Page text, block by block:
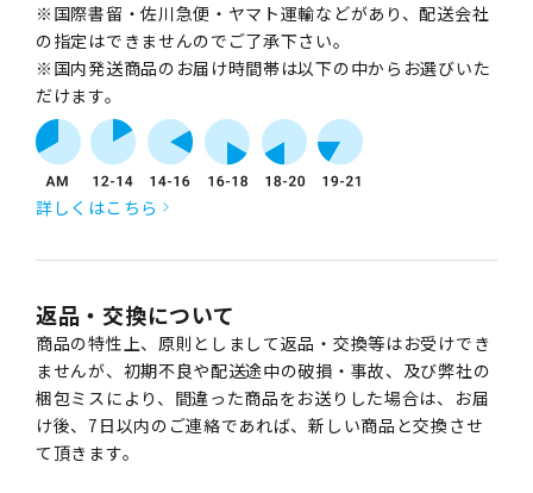
※国際書留・佐川急便・ヤマト運輸などがあり、配送会社
の指定はできませんのでご了承下さい。
※国内発送商品のお届け時間帯は以下の中からお選びいた
だけます。
詳しくはこちら
返品・交換について
商品の特性上、原則としまして返品・交換等はお受けでき
ませんが、初期不良や配送途中の破損・事故、及び弊社の
梱包ミスにより、間違った商品をお送りした場合は、お届
け後、7日以内のご連絡であれば、新しい商品と交換させ
て頂きます。